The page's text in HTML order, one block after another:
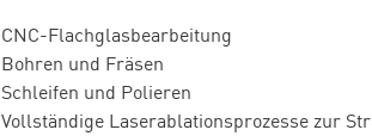
CNC-Flachglasbearbeitung
Bohren und Fräsen
Schleifen und Polieren
Vollständige Laserablationsprozesse zur